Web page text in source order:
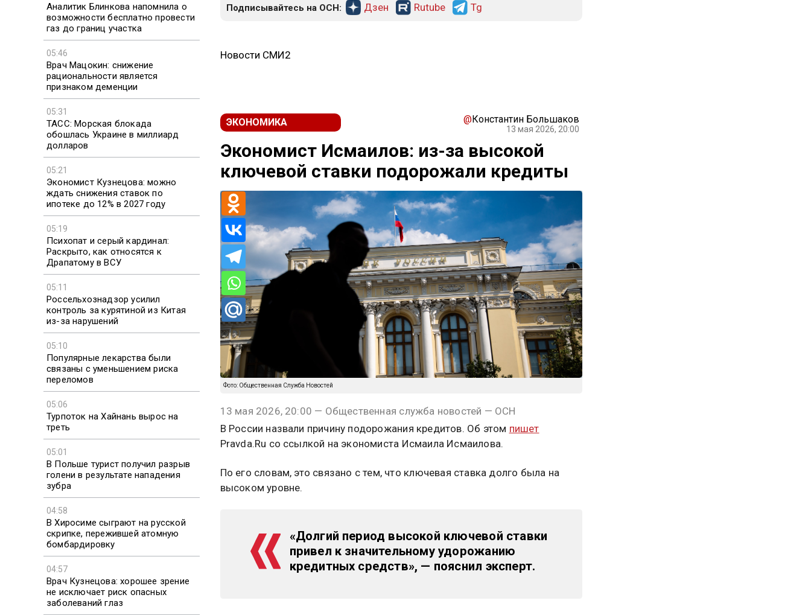
Аналитик Блинкова напомнила о
возможности бесплатно провести
газ до границ участка
05:46
Врач Мацокин: снижение
рациональности является
признаком деменции
05:31
ТАСС: Морская блокада
обошлась Украине в миллиард
долларов
05:21
Экономист Кузнецова: можно
ждать снижения ставок по
ипотеке до 12% в 2027 году
05:19
Психопат и серый кардинал:
Раскрыто, как относятся к
Драпатому в ВСУ
05:11
Россельхознадзор усилил
контроль за курятиной из Китая
из-за нарушений
05:10
Популярные лекарства были
связаны с уменьшением риска
переломов
05:06
Турпоток на Хайнань вырос на
треть
05:01
В Польше турист получил разрыв
голени в результате нападения
зубра
04:58
В Хиросиме сыграют на русской
скрипке, пережившей атомную
бомбардировку
04:57
Врач Кузнецова: хорошее зрение
не исключает риск опасных
заболеваний глаз
Подписывайтесь на ОСН: Дзен Rutube Tg
Новости СМИ2
ЭКОНОМИКА @Константин Большаков
13 мая 2026, 20:00
Экономист Исмаилов: из-за высокой
ключевой ставки подорожали кредиты
Фото: Общественная Служба Новостей
13 мая 2026, 20:00 — Общественная служба новостей — ОСН
В России назвали причину подорожания кредитов. Об этом пишет
Pravda.Ru со ссылкой на экономиста Исмаила Исмаилова.
По его словам, это связано с тем, что ключевая ставка долго была на
высоком уровне.
«Долгий период высокой ключевой ставки
привел к значительному удорожанию
кредитных средств», — пояснил эксперт.